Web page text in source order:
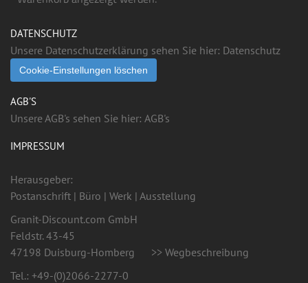
DATENSCHUTZ
Unsere Datenschutzerklärung sehen Sie hier: Datenschutz
Cookie-Einstellungen löschen
AGB'S
Unsere AGB's sehen Sie hier: AGB's
IMPRESSUM
Herausgeber:
Postanschrift | Büro | Werk | Ausstellung
Granit-Discount.com GmbH
Feldstr. 43-45
47198 Duisburg-Homberg >> Wegbeschreibung
Tel.: +49-(0)2066-2277-0